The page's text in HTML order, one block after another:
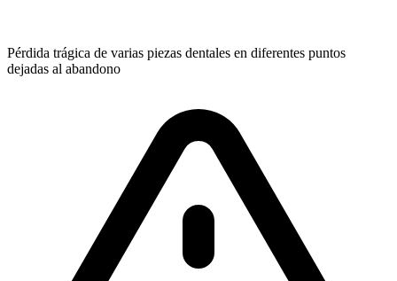
Pérdida trágica de varias piezas dentales en diferentes puntos
dejadas al abandono